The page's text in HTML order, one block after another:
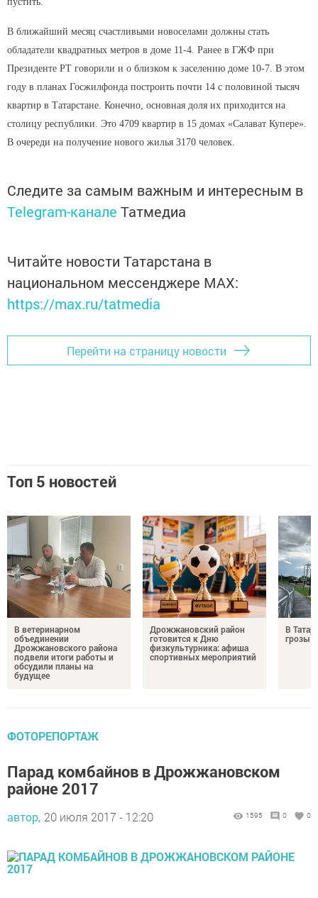
В ближайший месяц счастливыми новоселами должны стать
обладатели квадратных метров в доме 11-4. Ранее в ГЖФ при
Президенте РТ говорили и о близком к заселению доме 10-7. В этом
году в планах Госжилфонда построить почти 14 с половиной тысяч
квартир в Татарстане. Конечно, основная доля их приходится на
столицу республики. Это 4709 квартир в 15 домах «Салават Купере».
В очереди на получение нового жилья 3170 человек.
Следите за самым важным и интересным в
Telegram-канале Татмедиа
Читайте новости Татарстана в
национальном мессенджере MАХ:
https://max.ru/tatmedia
Перейти на страницу новости
Топ 5 новостей
В ветеринарном
объединении
Дрожжановского района
подвели итоги работы и
обсудили планы на
будущее
Дрожжановский район
готовится к Дню
физкультурника: афиша
спортивных мероприятий
В
грозы
ФОТОРЕПОРТАЖ
Парад комбайнов в Дрожжановском
районе 2017
автор, 20 июля 2017 - 12:20 1595 0 0